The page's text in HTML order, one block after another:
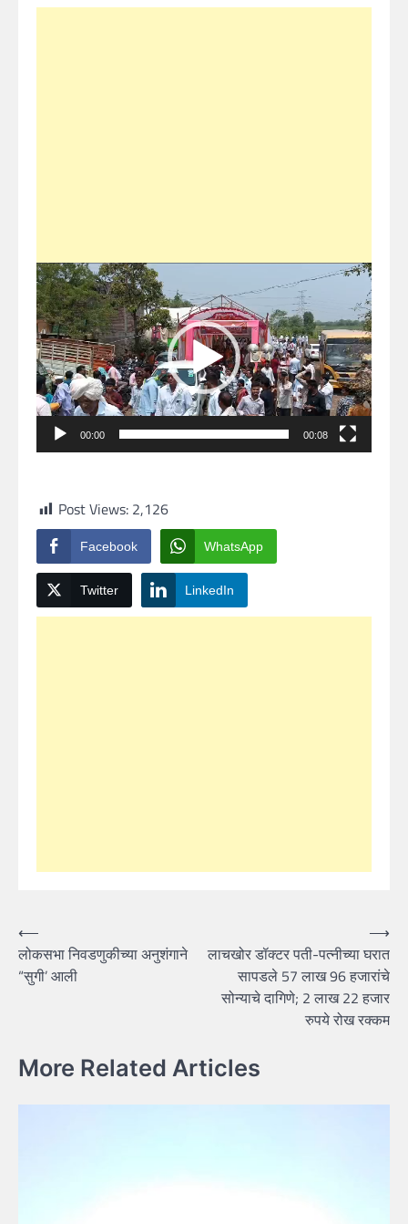
Video
Player
00:00 00:08
Post Views: 2,126
Facebook WhatsApp
Twitter LinkedIn
Post
navigation
⟵
लोकसभा निवडणुकीच्या अनुशंगाने
“सुगी’ आली
लाचखोर डॉक्टर पती-पत्नीच्या घरात
सापडले 57 लाख 96 हजारांचे
सोन्याचे दागिणे; 2 लाख 22 हजार
रुपये रोख रक्कम
⟶
More Related Articles